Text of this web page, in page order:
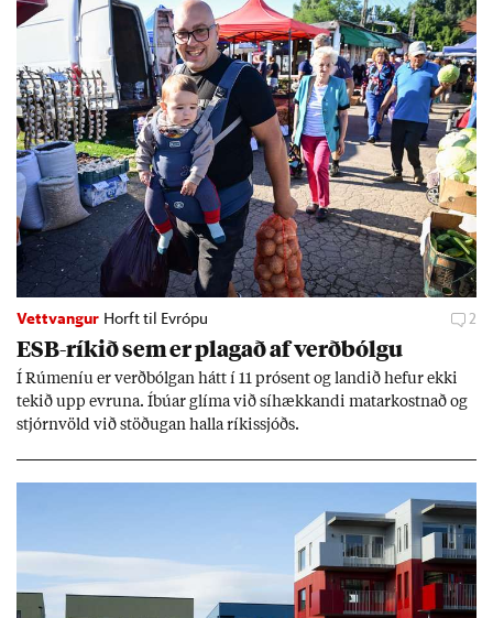
Vettvangur Horft til Evrópu 2
ESB-rík­ið sem er plag­að af verð­bólgu
Í Rúm­en­íu er verð­bólg­an hátt í 11 pró­sent og land­ið hef­ur ekki
tek­ið upp evr­una. Íbú­ar glíma við sí­hækk­andi mat­ar­kostn­að og
stjórn­völd við stöð­ug­an halla rík­is­sjóðs.